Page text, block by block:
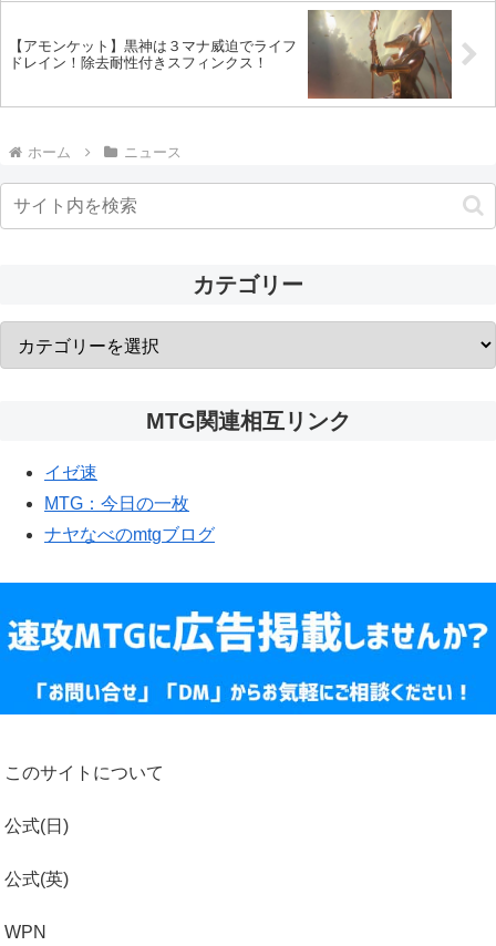
【アモンケット】黒神は３マナ威迫でライフ
ドレイン！除去耐性付きスフィンクス！
ホーム ニュース
カテゴリー
MTG関連相互リンク
イゼ速
MTG：今日の一枚
ナヤなべのmtgブログ
このサイトについて
公式(日)
公式(英)
WPN